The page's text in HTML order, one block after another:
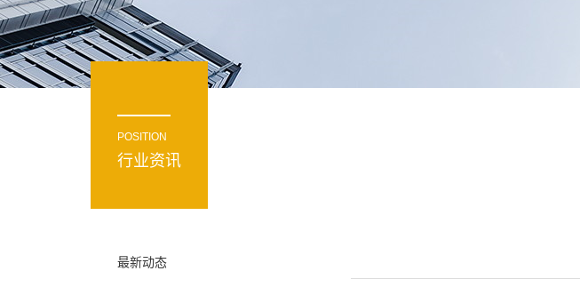
POSITION
行业资讯
最新动态